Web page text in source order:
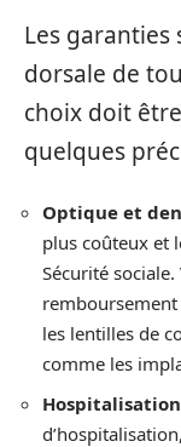
Les garanties
dorsale de
choix doit
quelques
Optique et
plus coûteux et
Sécurité
les lentilles de
comme les
Hospitalisation